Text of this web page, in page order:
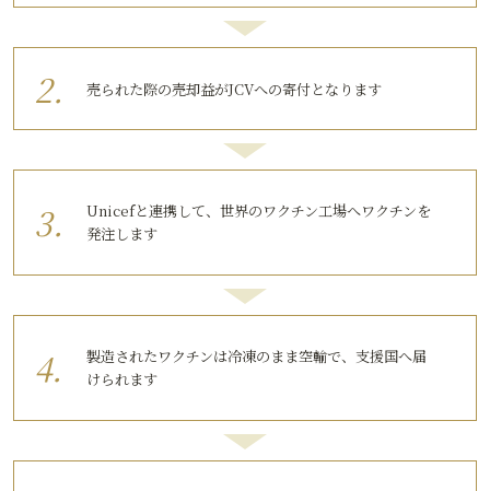
売られた際の売却益がJCVへの寄付となります
Unicefと連携して、世界のワクチン工場へワクチンを
発注します
製造されたワクチンは冷凍のまま空輸で、支援国へ届
けられます